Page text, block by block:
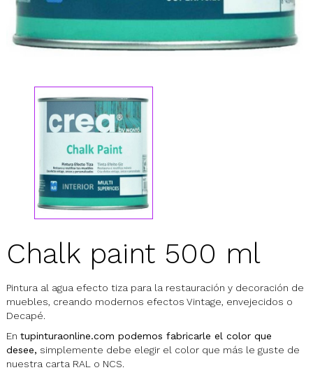
Chalk paint 500 ml
Pintura al agua efecto tiza para la restauración y decoración de
muebles, creando modernos efectos Vintage, envejecidos o
Decapé.
En tupinturaonline.com podemos fabricarle el color que
desee, simplemente debe elegir el color que más le guste de
nuestra carta RAL o NCS.